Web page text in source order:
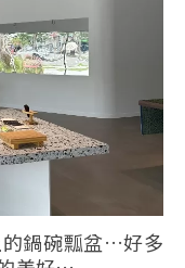
鍋碗瓢盆…好多